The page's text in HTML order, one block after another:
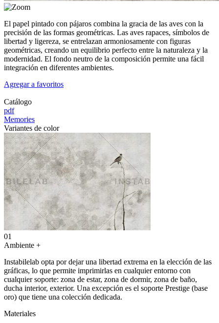
El papel pintado con pájaros combina la gracia de las aves con la
precisión de las formas geométricas. Las aves rapaces, símbolos de
libertad y ligereza, se entrelazan armoniosamente con figuras
geométricas, creando un equilibrio perfecto entre la naturaleza y la
modernidad. El fondo neutro de la composición permite una fácil
integración en diferentes ambientes.
Agregar a favoritos
Catálogo
pdf
Memories
Variantes de color
01
Ambiente +
Instabilelab opta por dejar una libertad extrema en la elección de las
gráficas, lo que permite imprimirlas en cualquier entorno con
cualquier soporte: zona de estar, zona de dormir, zona de baño,
ducha interior, exterior. Una excepción es el soporte Prestige (base
oro) que tiene una colección dedicada.
Materiales